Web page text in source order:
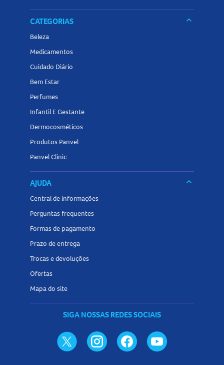
CATEGORIAS keyboard_arrow_down
Beleza
Medicamentos
Cuidado Diário
Bem Estar
Perfumes
Infantil E Gestante
Dermocosméticos
Produtos Panvel
Panvel Clinic
AJUDA keyboard_arrow_down
Central de informações
Perguntas frequentes
Formas de pagamento
Prazo de entrega
Trocas e devoluções
Ofertas
Mapa do site
SIGA NOSSAS REDES SOCIAIS